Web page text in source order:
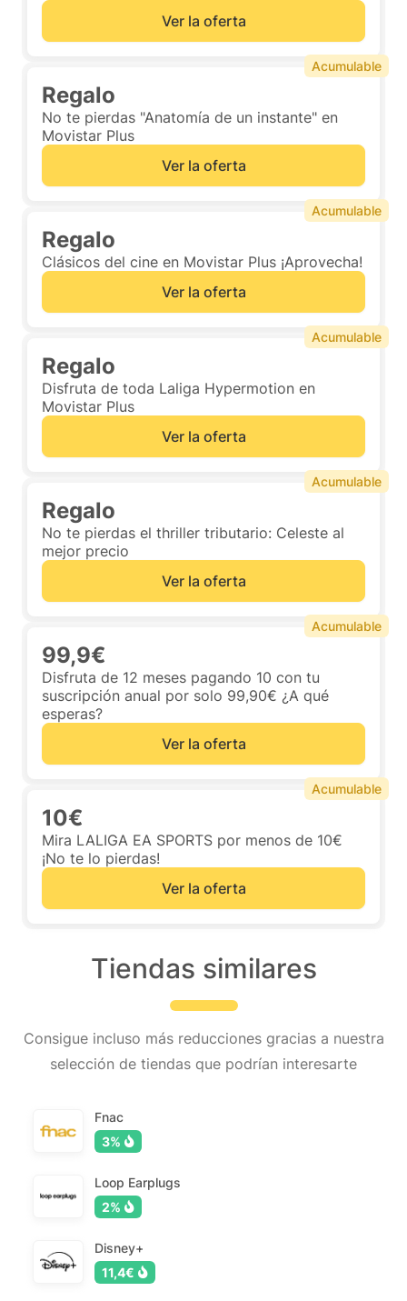
Ver la oferta
Regalo
No te pierdas "Anatomía de un instante" en
Movistar Plus
Ver la oferta
Acumulable
Regalo
Clásicos del cine en Movistar Plus ¡Aprovecha!
Ver la oferta
Acumulable
Regalo
Disfruta de toda Laliga Hypermotion en
Movistar Plus
Ver la oferta
Acumulable
Regalo
No te pierdas el thriller tributario: Celeste al
mejor precio
Ver la oferta
Acumulable
99,9€
Disfruta de 12 meses pagando 10 con tu
suscripción anual por solo 99,90€ ¿A qué
esperas?
Ver la oferta
Acumulable
10€
Mira LALIGA EA SPORTS por menos de 10€
¡No te lo pierdas!
Ver la oferta
Acumulable
Tiendas similares
Consigue incluso más reducciones gracias a nuestra
selección de tiendas que podrían interesarte
Fnac
3%
Loop Earplugs
2%
Disney+
11,4€